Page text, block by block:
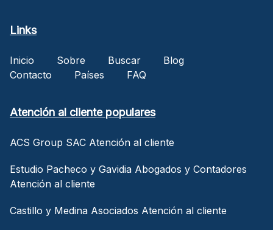
Links
Inicio Sobre Buscar
Blog
Contacto
Países FAQ
Atención al cliente populares
ACS Group SAC Atención al cliente
Estudio Pacheco y Gavidia Abogados y Contadores
Atención al cliente
Castillo y Medina Asociados Atención al cliente